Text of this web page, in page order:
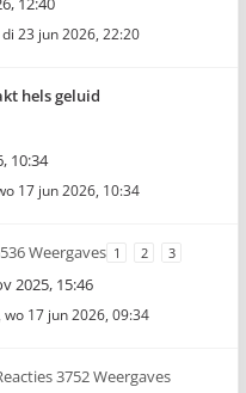
di 23 jun 2026, 22:20
hels geluid
10:34
17 jun 2026, 10:34
Weergaves 1 2 3
2025, 15:46
wo 17 jun 2026, 09:34
3752 Weergaves